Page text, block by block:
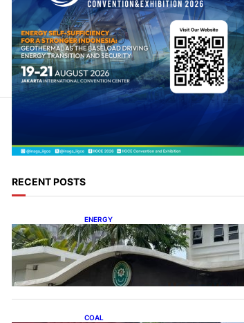
RECENT POSTS
ENERGY
Koalisi Bersihkan Indonesia
Ajukan Banding atas Putusan
Gugatan RUPTL
COAL